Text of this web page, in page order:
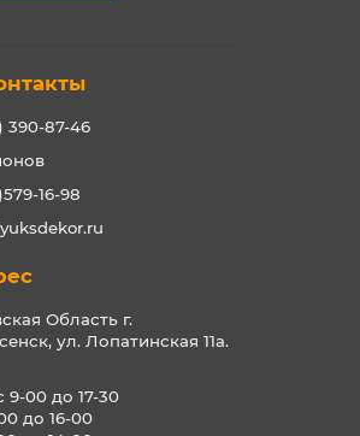
390-87-46
16-98
Область г.
ул. Лопатинская 11а.
9-00 до 17-30
до 16-00